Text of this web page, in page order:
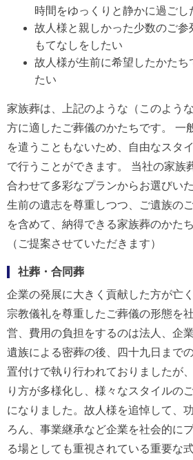
時間をゆっくりと静かに過ごし
故人様と親しかった少数のご参
もてなしをしたい
故人様が生前に希望したかたち
たい
家族葬は、上記のような（このよう
方に適したご葬儀のかたちです。 一
を遣うこともないため、自由なスタ
で行うことができます。 当社の家族
合わせて多彩なプランからお選びい
生前の遺志を尊重しつつ、ご遺族の
を含めて、納得できる家族葬のかた
（ご提案させていただきます）
社葬・合同葬
企業の発展に大きく貢献した方が亡
宗教儀礼を尊重したご葬儀の形態を
営、費用の負担をするのは法人、企
遺族による密葬の後、四十九日まで
置付けで執り行われておりましたが
り方が多様化し、様々なスタイルの
になりました。故人様を追悼して、
ろん、事業継承など企業を社会的に
る場としても重視されている重要な